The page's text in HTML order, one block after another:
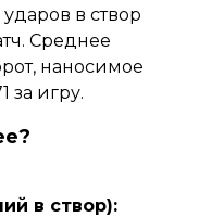
в створ
Среднее
наносимое
за игру.
в створ):